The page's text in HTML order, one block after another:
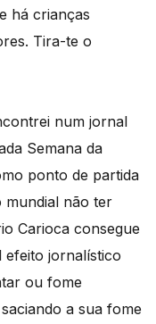
há crianças
Tira-te o
num jornal
Semana da
ponto de partida
não ter
Carioca consegue
efeito jornalístico
ou fome
a sua fome